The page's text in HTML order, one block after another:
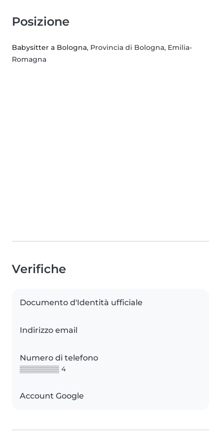
Posizione
Babysitter a Bologna, Provincia di Bologna, Emilia-
Romagna
Verifiche
Documento d'Identità ufficiale
Indirizzo email
Numero di telefono
▒▒▒▒▒▒▒▒ 4
Account Google